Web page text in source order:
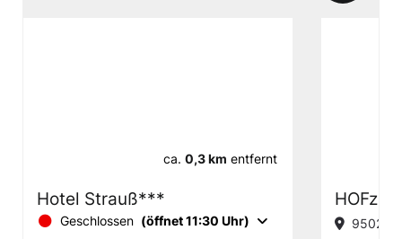
ca. 0,3 km entfernt
Hotel Strauß***
Geschlossen (öffnet 11:30 Uhr)
95028